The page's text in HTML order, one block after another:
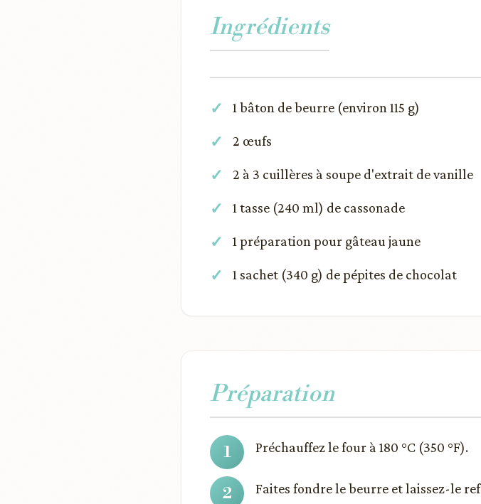
Ingrédients
1 bâton de beurre (environ 115 g)
2 œufs
2 à 3 cuillères à soupe d'extrait de vanille
1 tasse (240 ml) de cassonade
1 préparation pour gâteau jaune
1 sachet (340 g) de pépites de chocolat
Préparation
Préchauffez le four à 180 °C (350 °F).
Faites fondre le beurre et laissez-le